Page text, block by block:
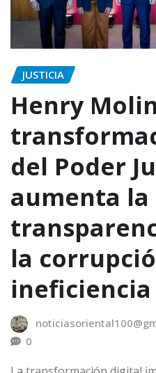
JUSTICIA
Henry
del Poder
aumenta la
la
ineficiencia
0